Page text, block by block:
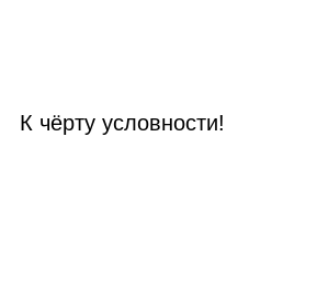
К чёрту условности!